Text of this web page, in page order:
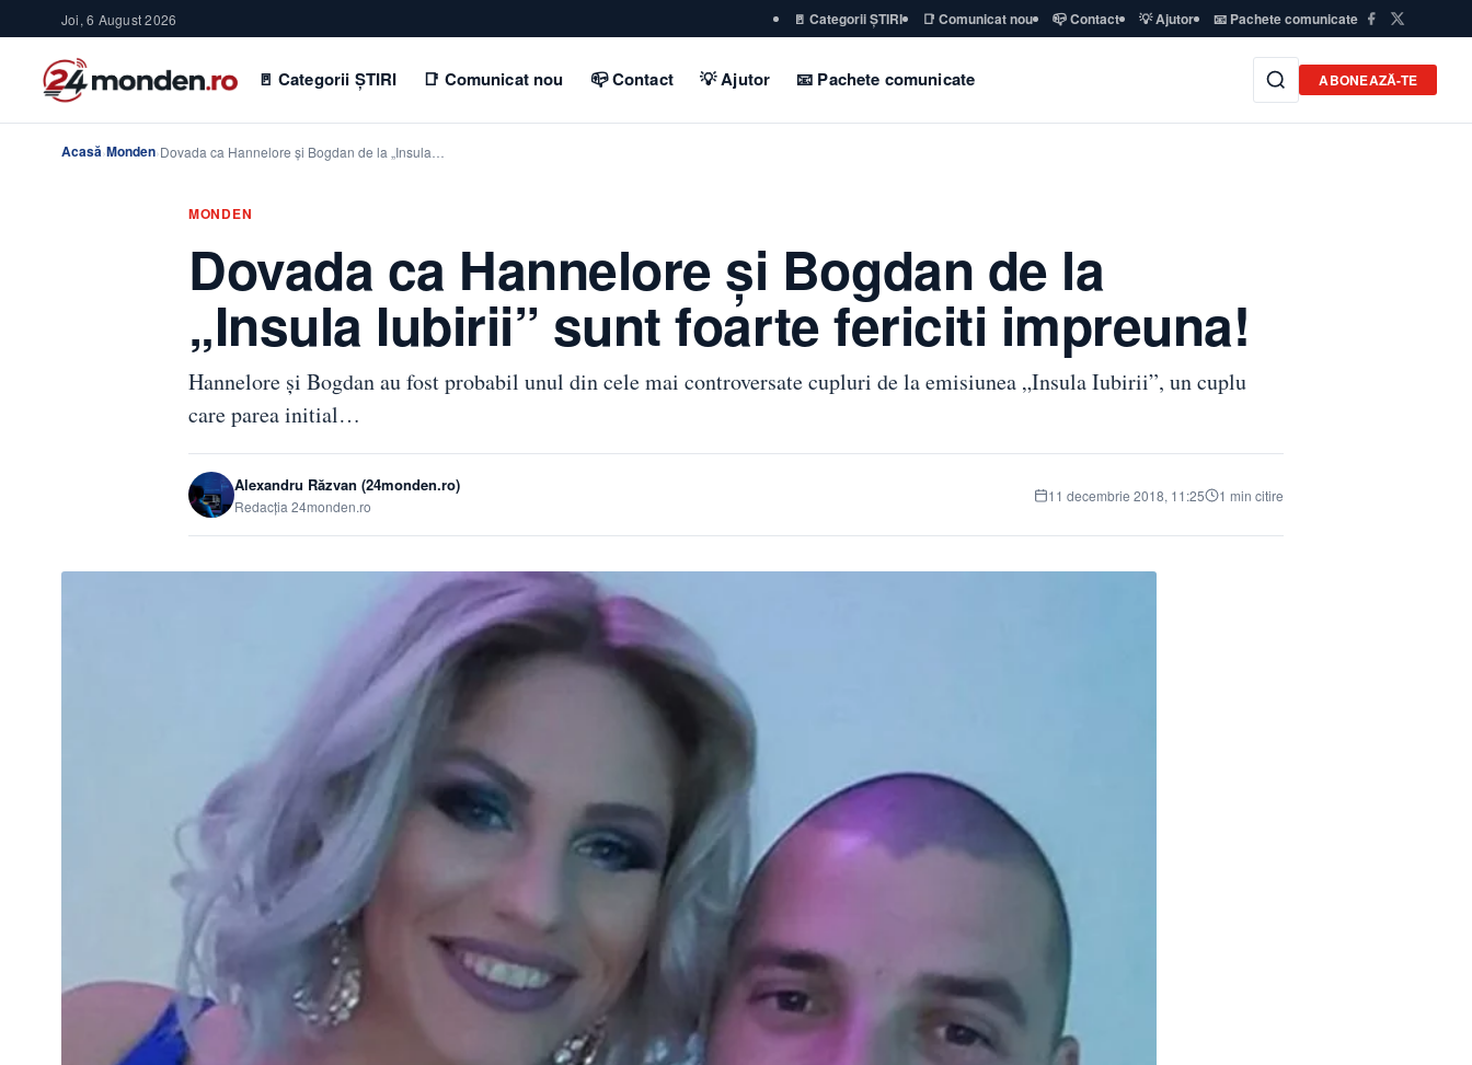
Joi, 6 August 2026 🚪 Categorii ȘTIRI 📑 Comunicat nou 📪 Contact 💡 Ajutor 📧 Pachete comunicate
🚪 Categorii ȘTIRI 📑 Comunicat nou 📪 Contact 💡 Ajutor 📧 Pachete comunicate ABONEAZĂ-TE
Acasă›Monden›Dovada ca Hannelore şi Bogdan de la „Insula…
MONDEN
Dovada ca Hannelore şi Bogdan de la
„Insula Iubirii” sunt foarte fericiti impreuna!
Hannelore şi Bogdan au fost probabil unul din cele mai controversate cupluri de la emisiunea „Insula Iubirii”, un cuplu
care parea initial…
Alexandru Răzvan (24monden.ro)
Redacția 24monden.ro
11 decembrie 2018, 11:25 1 min citire